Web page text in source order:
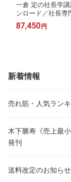
一倉 定の社長学
ンロード／社長
会【講演チャンネ
87,450円
新着情報
売れ筋・人気ラン
木下勝寿《売上最
発刊
送料改定のお知らせ